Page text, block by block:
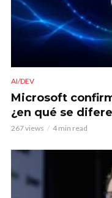
AI/DEV
Microsoft
¿en qué se
267 views 4 min read